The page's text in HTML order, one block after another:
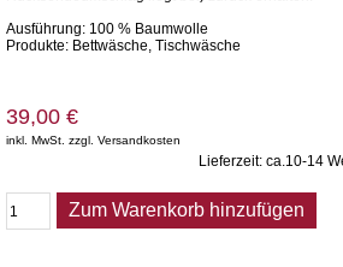
Ausführung: 100 % Baumwolle
Produkte: Bettwäsche, Tischwäsche
39,00 €
inkl. MwSt. zzgl. Versandkosten
Lieferzeit: ca.10-14
Zum Warenkorb hinzufügen